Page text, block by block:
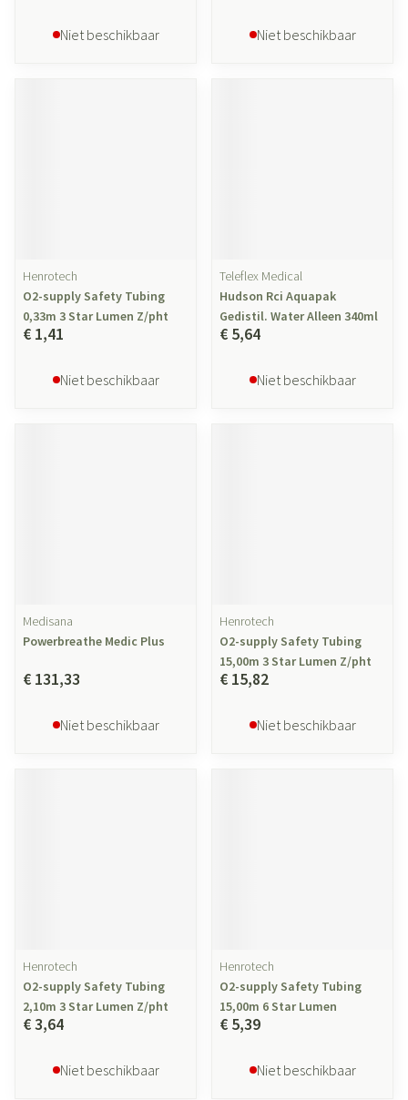
Niet beschikbaar Niet beschikbaar
Henrotech
O2-supply Safety Tubing
0,33m 3 Star Lumen Z/pht
€ 1,41
Niet beschikbaar
Teleflex Medical
Hudson Rci Aquapak
Gedistil. Water Alleen 340ml
€ 5,64
Niet beschikbaar
Medisana
Powerbreathe Medic Plus
€ 131,33
Niet beschikbaar
Henrotech
O2-supply Safety Tubing
15,00m 3 Star Lumen Z/pht
€ 15,82
Niet beschikbaar
Henrotech
O2-supply Safety Tubing
2,10m 3 Star Lumen Z/pht
€ 3,64
Niet beschikbaar
Henrotech
O2-supply Safety Tubing
15,00m 6 Star Lumen
€ 5,39
Niet beschikbaar